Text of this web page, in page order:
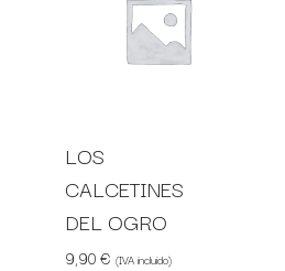
LOS
CALCETINES
DEL OGRO
9,90€ (IVA incluido)